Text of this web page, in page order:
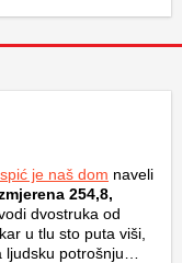
je naš dom naveli
254,8,
dvostruka od
u tlu sto puta viši,
potrošnju…